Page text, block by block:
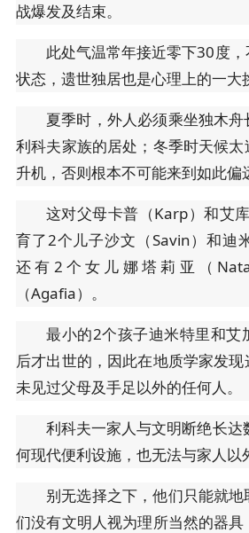
战爆发及结束。
此处气温常年接近零下30度
状态，遗世独居也是心理上的一大
夏季时，外人必须乘坐独木
利科夫家族的居处；冬季时天候
升机，否则根本不可能来到如此偏
这对父母卡普（Karp）和艾
育了2个儿子沙文（Savin）和迪
还有2个女儿娜塔莉亚（
（Agafia）。
最小的2个孩子迪米特里和艾
后才出世的，因此在地质学家发
未见过父母及手足以外的任何人。
利科夫一家人与文明断绝长
何现代便利设施，也无法与家人以
别无选择之下，他们只能就
们没有文明人视为理所当然的器